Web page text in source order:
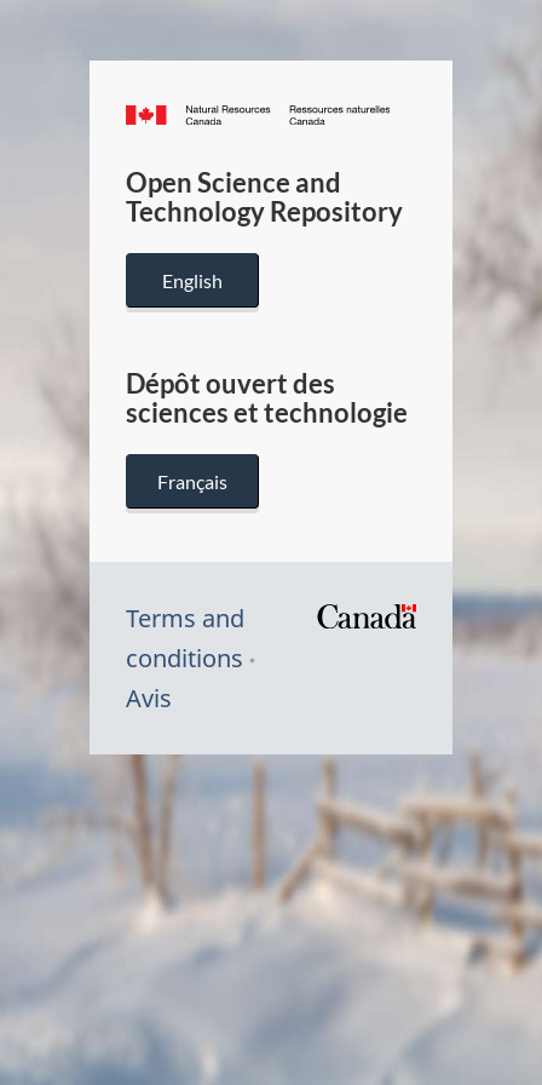
Canada.ca
/
Canada
Open Science and
Technology Repository
English
Dépôt ouvert des
sciences et technologie
Français
Terms and
conditions
Avis
Symbole
Canada